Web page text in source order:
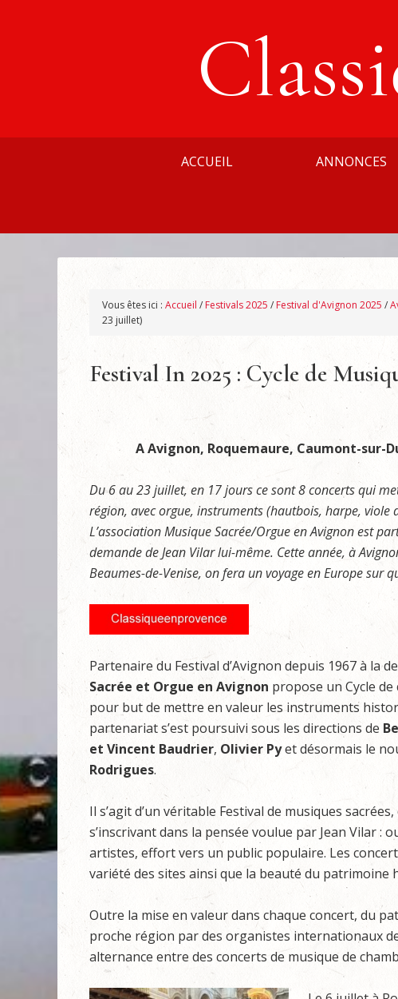
ACCUEIL ANNONCES
Vous êtes ici : Accueil / Festivals 2025 / Festival d'Avignon 2025 /
23 juillet)
Festival In 2025 : Cycle de
A Avignon, Roquemaure, Caumont-sur-
Du 6 au 23 juillet, en 17 jours ce sont 8 concerts qui
région, avec orgue, instruments (hautbois, harpe,
L’association Musique Sacrée/Orgue en Avignon est
demande de Jean Vilar lui-même. Cette année, à
Beaumes-de-Venise, on fera un voyage en Europe sur
Partenaire du Festival d’Avignon depuis 1967 à la
Sacrée et Orgue en Avignon propose un Cycle
pour but de mettre en valeur les instruments
partenariat s’est poursuivi sous les directions de
et Vincent Baudrier, Olivier Pyet désormais le
Rodrigues.
Il s’agit d’un véritable Festival de musiques
s’inscrivant dans la pensée voulue par Jean Vilar :
artistes, effort vers un public populaire. Les
variété des sites ainsi que la beauté du
Outre la mise en valeur dans chaque concert, du
proche région par des organistes internationaux
alternance entre des concerts de musique de